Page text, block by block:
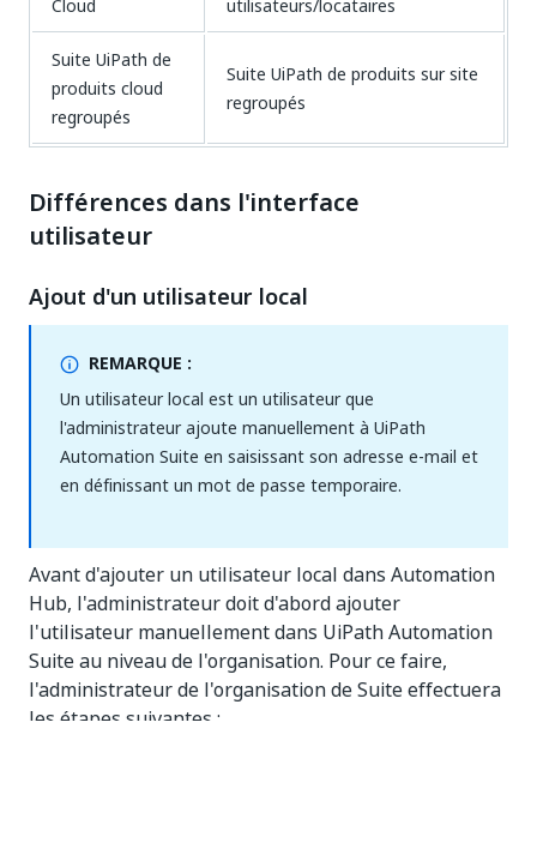
Cloud​
utilisateurs/locataires​
Suite UiPath de
produits cloud
regroupés
Suite UiPath de produits sur site
regroupés​
Différences dans l'interface
utilisateur
Ajout d'un utilisateur local
REMARQUE :
Un utilisateur local est un utilisateur que
l'administrateur ajoute manuellement à UiPath
Automation Suite en saisissant son adresse e-mail et
en définissant un mot de passe temporaire.
Avant d'ajouter un utilisateur local dans Automation
Hub, l'administrateur doit d'abord ajouter
l'utilisateur manuellement dans UiPath Automation
Suite au niveau de l'organisation. Pour ce faire,
l'administrateur de l'organisation de Suite effectuera
les étapes suivantes :